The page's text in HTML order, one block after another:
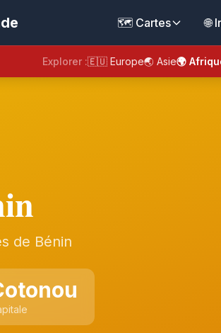
🗺️ Cartes 🌐
Explorer :🇪🇺 Europe🌏 Asie🌍
de Bénin